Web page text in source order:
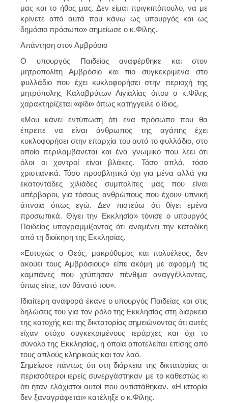
μας και το ήθος μας. Δεν είμαι πριγκιπόπουλο, να με
κρίνετε από αυτά που κάνω ως υπουργός και ως
δημόσιο πρόσωπο» σημείωσε ο κ.Φίλης.
Απάντηση στον Αμβρόσιο
Ο υπουργός Παιδείας αναφέρθηκε και στον
μητροπολίτη Αμβρόσιο και πιο συγκεκριμένα στο
φυλλάδιο που έχει κυκλοφορήσει στην περιοχή της
μητρόπολης Καλαβρύτων Αιγιαλίας όπου ο κ.Φίλης
χαρακτηρίζεται «φίδι» όπως κατήγγειλε ο ίδιος.
«Μου κάνει εντύπωση ότι ένα πρόσωπο που θα
έπρεπε να είναι άνθρωπος της αγάπης έχει
κυκλοφορήσει στην επαρχία του αυτό το φυλλάδιο, στο
οποίο περιλαμβάνεται και ένα γνωμικό που λέει ότι
όλοι οι χοντροί είναι βλάκες. Τόσο απλά, τόσο
χριστιανικά. Τόσο προσβλητικά όχι για μένα αλλά για
εκατοντάδες χιλιάδες συμπολίτες μας που είναι
υπέρβαροι, για τόσους ανθρώπους που έχουν υπνική
άπνοια όπως εγώ. Δεν πιστεύω ότι θίγει εμένα
προσωπικά. Θίγει την Εκκλησία» τόνισε ο υπουργός
Παιδείας υπογραμμίζοντας ότι αναμένει την καταδίκη
από τη διοίκηση της Εκκλησίας.
«Ευτυχώς ο Θεός, μακρόθυμος και πολυέλεος, δεν
ακούει τους Αμβρόσιους» είπε ακόμη με αφορμή τις
καμπάνες που χτύπησαν πένθιμα αναγγέλλοντας,
όπως είπε, τον θάνατό του».
Ιδιαίτερη αναφορά έκανε ο υπουργός Παιδείας και στις
δηλώσεις του για τον ρόλο της Εκκλησίας στη διάρκεια
της κατοχής και της δικτατορίας σημειώνοντας ότι αυτές
είχαν στόχο συγκεκριμένους ιεράρχες και όχι το
σύνολο της Εκκλησίας, η οποία αποτελείται επίσης από
τους απλούς κληρικούς και τον λαό.
Σημείωσε πάντως ότι στη διάρκεια της δικτατορίας οι
περισσότεροι ιερείς συνεργάστηκαν με το καθεστώς κι
ότι ήταν ελάχιστοι αυτοί που αντιστάθηκαν. «Η ιστορία
δεν ξαναγράφεται» κατέληξε ο κ.Φίλης.